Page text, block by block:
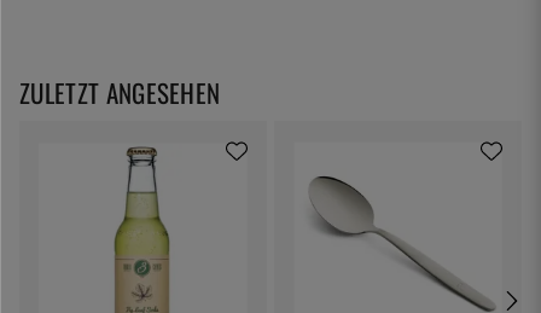
ZULETZT ANGESEHEN